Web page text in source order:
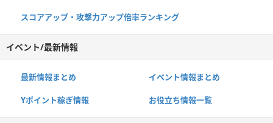
スコアアップ・攻撃力アップ倍率ランキング
イベント/最新情報
最新情報まとめ イベント情報まとめ
Yポイント稼ぎ情報 お役立ち情報一覧